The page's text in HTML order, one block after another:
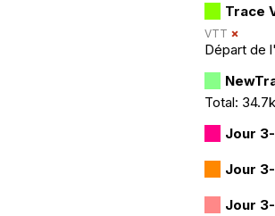
Trace
VTT
Départ de
Total:
Jour 3-
Jour 3-
Jour 3-